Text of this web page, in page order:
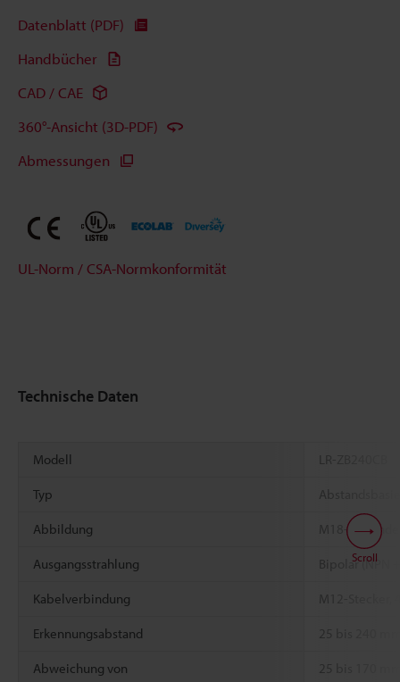
Datenblatt (PDF)
Handbücher
CAD / CAE
360°-Ansicht (3D-PDF)
Abmessungen
UL-Norm / CSA-Normkonformität
Technische Daten
Modell
Typ
Abbildung M18-
Ausgangsstrahlung Bipolar (NPN
Kabelverbindung M12-Stecker,
Erkennungsabstand 25 bis 240
Abweichung von
25 bis 170
Scroll